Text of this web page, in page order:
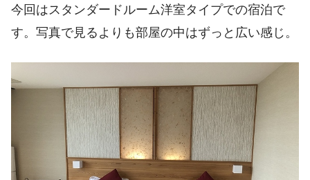
今回はスタンダードルーム洋室タイプでの宿泊で
す。写真で見るよりも部屋の中はずっと広い感じ。